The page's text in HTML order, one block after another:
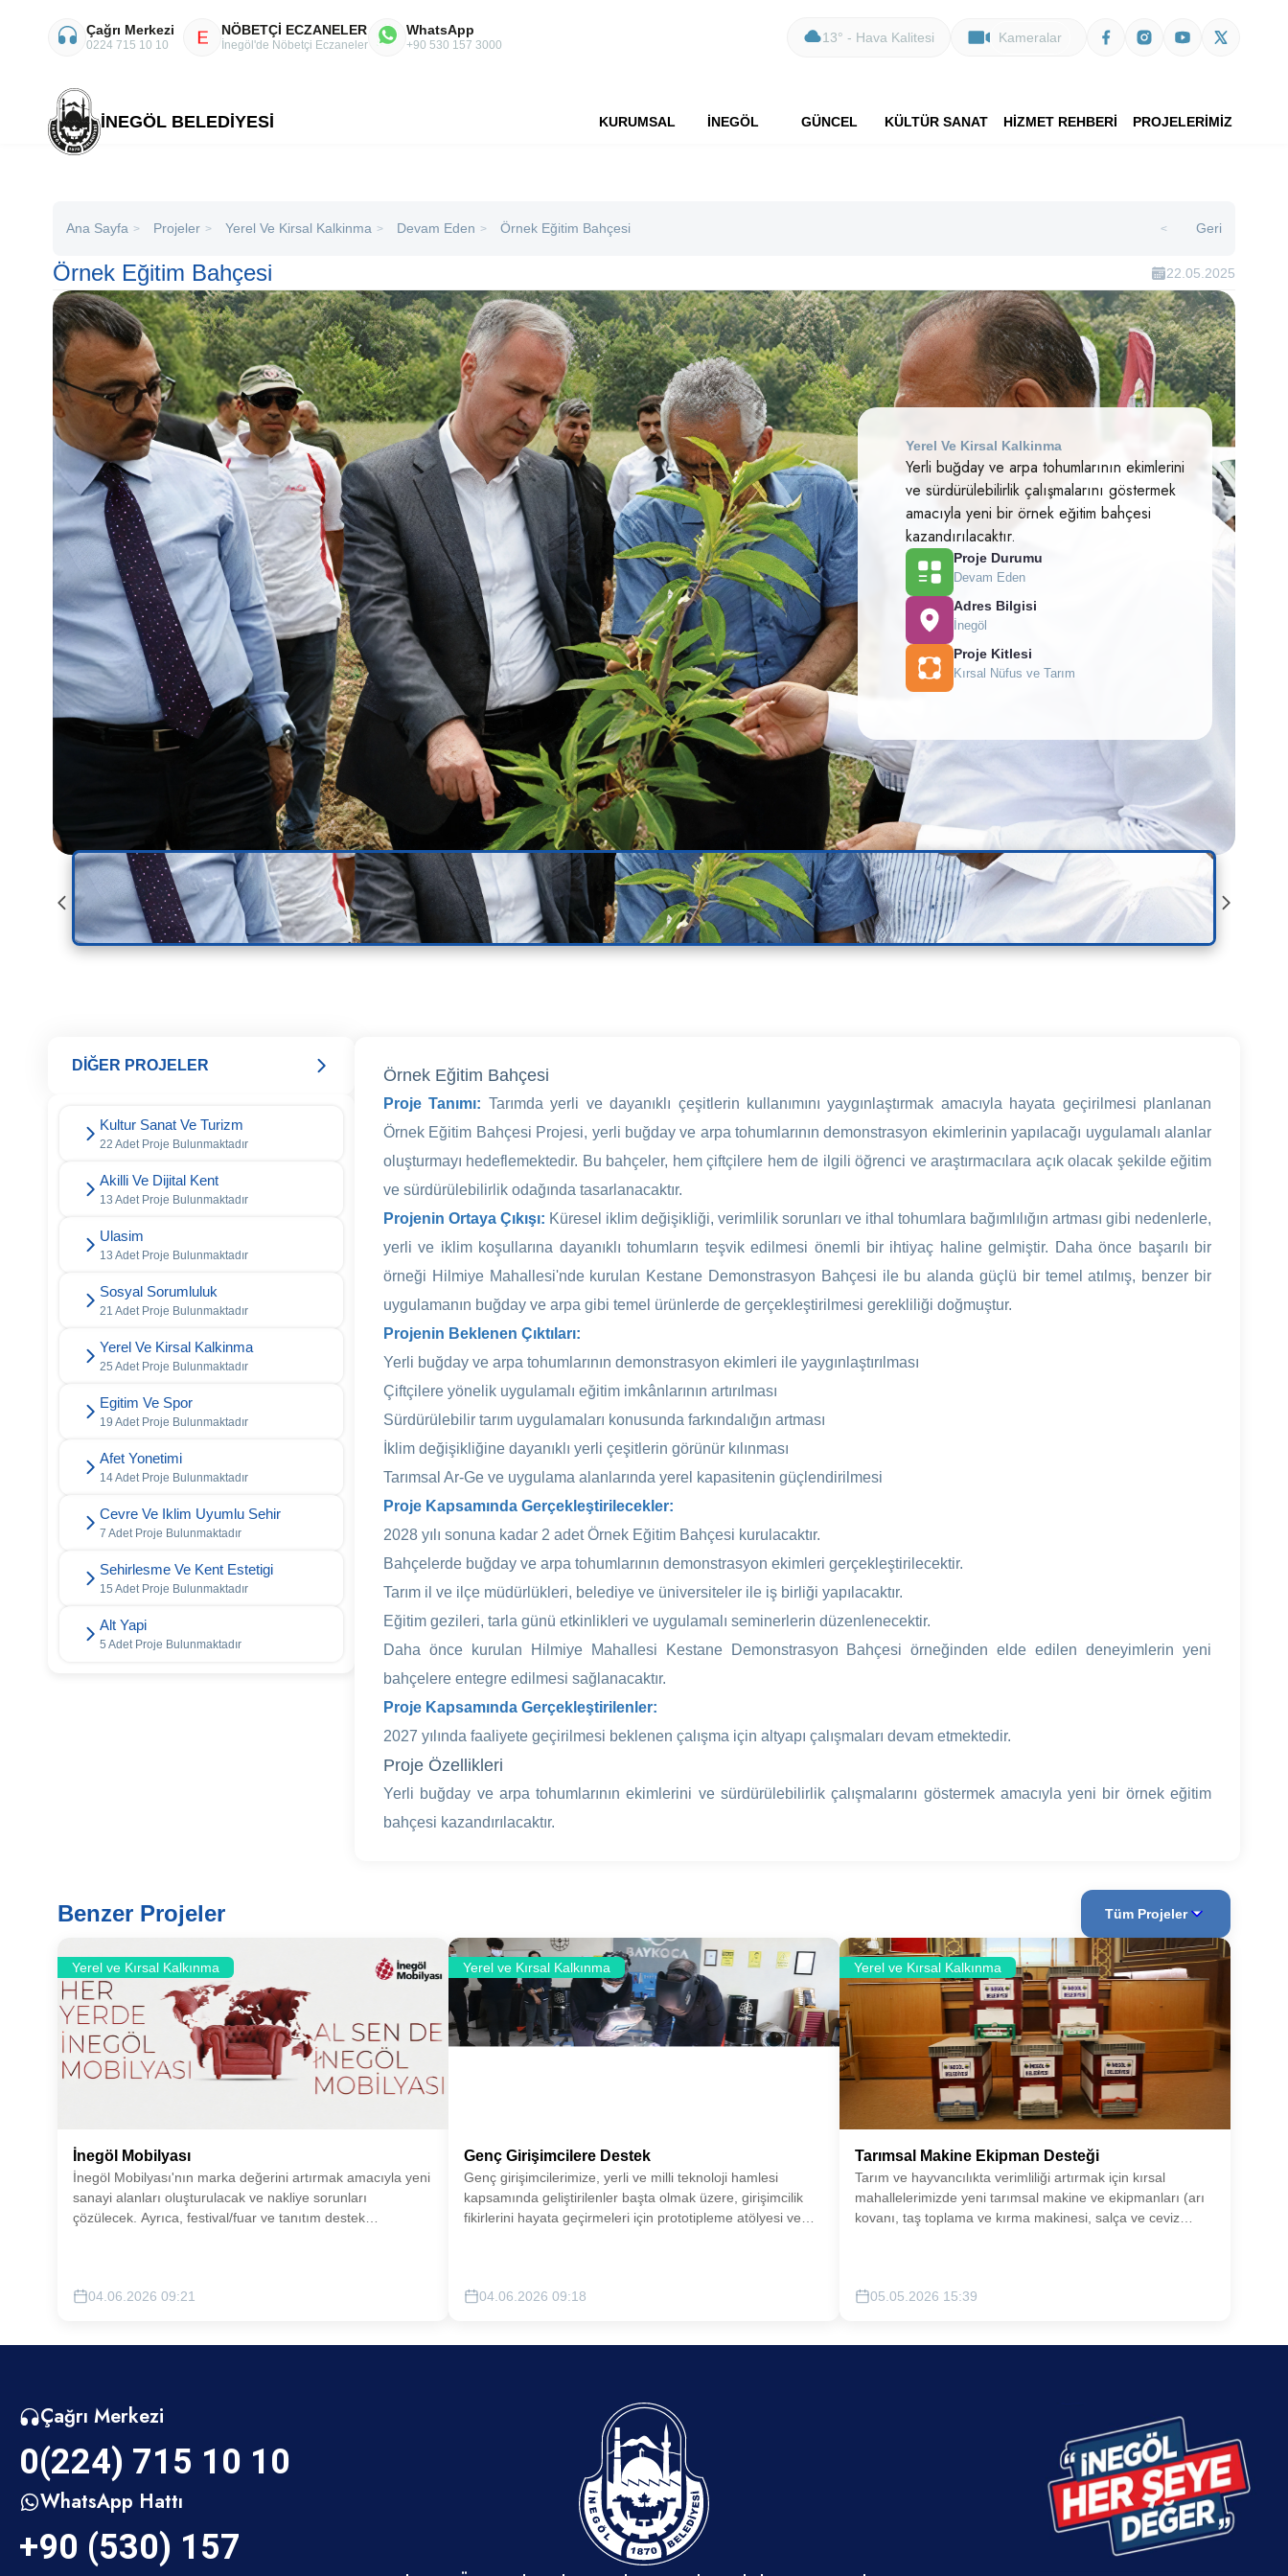
Çağrı Merkezi
0224 715 10 10 E NÖBETÇİ ECZANELER
İnegöl'de Nöbetçi Eczaneler
WhatsApp
+90 530 157 3000
13° - Hava Kalitesi Kameralar
İNEGÖL BELEDİYESİ KURUMSAL İNEGÖL GÜNCEL KÜLTÜR SANAT HİZMET REHBERİ PROJELERİMİZ
Ana Sayfa > Projeler > Yerel Ve Kirsal Kalkinma > Devam Eden > Örnek Eğitim Bahçesi > Geri
Örnek Eğitim Bahçesi 22.05.2025
Yerel Ve Kirsal Kalkinma
Yerli buğday ve arpa tohumlarının ekimlerini
ve sürdürülebilirlik çalışmalarını göstermek
amacıyla yeni bir örnek eğitim bahçesi
kazandırılacaktır.
Proje Durumu
Devam Eden
Adres Bilgisi
İnegöl
Proje Kitlesi
Kırsal Nüfus ve Tarım
DİĞER PROJELER
Kultur Sanat Ve Turizm
22 Adet Proje Bulunmaktadır
Akilli Ve Dijital Kent
13 Adet Proje Bulunmaktadır
Ulasim
13 Adet Proje Bulunmaktadır
Sosyal Sorumluluk
21 Adet Proje Bulunmaktadır
Yerel Ve Kirsal Kalkinma
25 Adet Proje Bulunmaktadır
Egitim Ve Spor
19 Adet Proje Bulunmaktadır
Afet Yonetimi
14 Adet Proje Bulunmaktadır
Cevre Ve Iklim Uyumlu Sehir
7 Adet Proje Bulunmaktadır
Sehirlesme Ve Kent Estetigi
15 Adet Proje Bulunmaktadır
Alt Yapi
5 Adet Proje Bulunmaktadır
Örnek Eğitim Bahçesi
Proje Tanımı: Tarımda yerli ve dayanıklı çeşitlerin kullanımını yaygınlaştırmak amacıyla hayata geçirilmesi planlanan
Örnek Eğitim Bahçesi Projesi, yerli buğday ve arpa tohumlarının demonstrasyon ekimlerinin yapılacağı uygulamalı alanlar
oluşturmayı hedeflemektedir. Bu bahçeler, hem çiftçilere hem de ilgili öğrenci ve araştırmacılara açık olacak şekilde eğitim
ve sürdürülebilirlik odağında tasarlanacaktır.
Projenin Ortaya Çıkışı: Küresel iklim değişikliği, verimlilik sorunları ve ithal tohumlara bağımlılığın artması gibi nedenlerle,
yerli ve iklim koşullarına dayanıklı tohumların teşvik edilmesi önemli bir ihtiyaç haline gelmiştir. Daha önce başarılı bir
örneği Hilmiye Mahallesi'nde kurulan Kestane Demonstrasyon Bahçesi ile bu alanda güçlü bir temel atılmış, benzer bir
uygulamanın buğday ve arpa gibi temel ürünlerde de gerçekleştirilmesi gerekliliği doğmuştur.
Projenin Beklenen Çıktıları:
Yerli buğday ve arpa tohumlarının demonstrasyon ekimleri ile yaygınlaştırılması
Çiftçilere yönelik uygulamalı eğitim imkânlarının artırılması
Sürdürülebilir tarım uygulamaları konusunda farkındalığın artması
İklim değişikliğine dayanıklı yerli çeşitlerin görünür kılınması
Tarımsal Ar-Ge ve uygulama alanlarında yerel kapasitenin güçlendirilmesi
Proje Kapsamında Gerçekleştirilecekler:
2028 yılı sonuna kadar 2 adet Örnek Eğitim Bahçesi kurulacaktır.
Bahçelerde buğday ve arpa tohumlarının demonstrasyon ekimleri gerçekleştirilecektir.
Tarım il ve ilçe müdürlükleri, belediye ve üniversiteler ile iş birliği yapılacaktır.
Eğitim gezileri, tarla günü etkinlikleri ve uygulamalı seminerlerin düzenlenecektir.
Daha önce kurulan Hilmiye Mahallesi Kestane Demonstrasyon Bahçesi örneğinden elde edilen deneyimlerin yeni
bahçelere entegre edilmesi sağlanacaktır.
Proje Kapsamında Gerçekleştirilenler:
2027 yılında faaliyete geçirilmesi beklenen çalışma için altyapı çalışmaları devam etmektedir.
Proje Özellikleri
Yerli buğday ve arpa tohumlarının ekimlerini ve sürdürülebilirlik çalışmalarını göstermek amacıyla yeni bir örnek eğitim
bahçesi kazandırılacaktır.
Benzer Projeler Tüm Projeler
Yerel ve Kırsal Kalkınma
İnegöl Mobilyası
İnegöl Mobilyası'nın marka değerini artırmak amacıyla yeni
sanayi alanları oluşturulacak ve nakliye sorunları
çözülecek. Ayrıca, festival/fuar ve tanıtım destek
04.06.2026 09:21
Yerel ve Kırsal Kalkınma
Genç Girişimcilere Destek
Genç girişimcilerimize, yerli ve milli teknoloji hamlesi
kapsamında geliştirilenler başta olmak üzere, girişimcilik
fikirlerini hayata geçirmeleri için prototipleme atölyesi ve
04.06.2026 09:18
Yerel ve Kırsal Kalkınma
Tarımsal Makine Ekipman Desteği
Tarım ve hayvancılıkta verimliliği artırmak için kırsal
mahallelerimizde yeni tarımsal makine ve ekipmanları (arı
kovanı, taş toplama ve kırma makinesi, salça ve ceviz
05.05.2026 15:39
Çağrı Merkezi
0(224) 715 10 10
WhatsApp Hattı
+90 (530) 157